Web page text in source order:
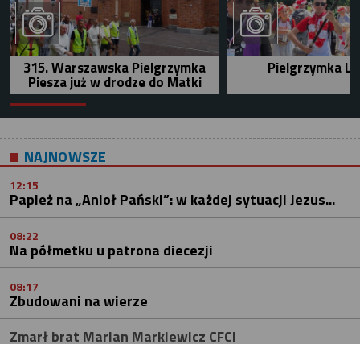
315. Warszawska Pielgrzymka
Piesza już w drodze do Matki
Pielgrzymka
NAJNOWSZE
12:15
Papież na „Anioł Pański”: w każdej sytuacji Jezus...
08:22
Na półmetku u patrona diecezji
08:17
Zbudowani na wierze
Zmarł brat Marian Markiewicz CFCI